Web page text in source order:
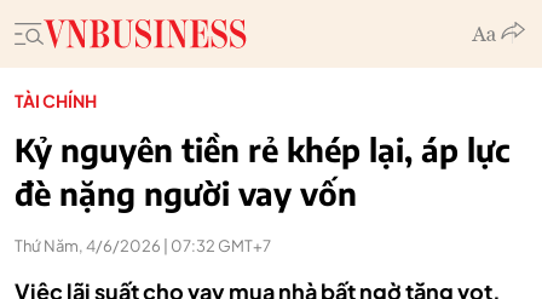
TÀI CHÍNH
Kỷ nguyên tiền rẻ khép lại, áp lực
đè nặng người vay vốn
Thứ Năm, 4/6/2026 | 07:32 GMT+7
Việc lãi suất cho vay mua nhà bất ngờ tăng vọt,